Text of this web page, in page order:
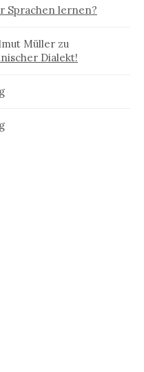
Sprachen lernen?
Müller zu
Dialekt!